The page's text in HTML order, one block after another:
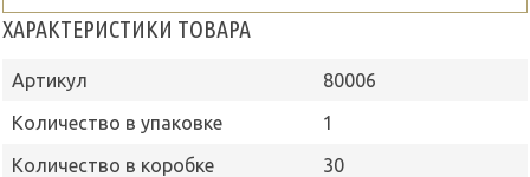
ХАРАКТЕРИСТИКИ ТОВАРА
Артикул
80006
Количество в упаковке
1
Количество в коробке
30